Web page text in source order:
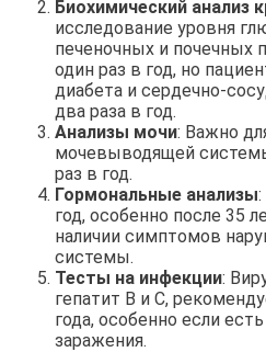
Биохимический анализ
исследование уровня
печеночных и почечных
один раз в год, но
диабета и сердечно-
два раза в год.
Анализы мочи: Важно
мочевыводящей
раз в год.
Гормональные анализы
год, особенно после 35
наличии симптомов
системы.
Тесты на инфекции:
гепатит B и C,
года, особенно если
заражения.